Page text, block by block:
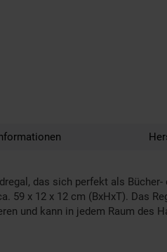
das sich perfekt als
59 x 12 x 12 cm (BxHxT). Das
und kann in jedem Raum des